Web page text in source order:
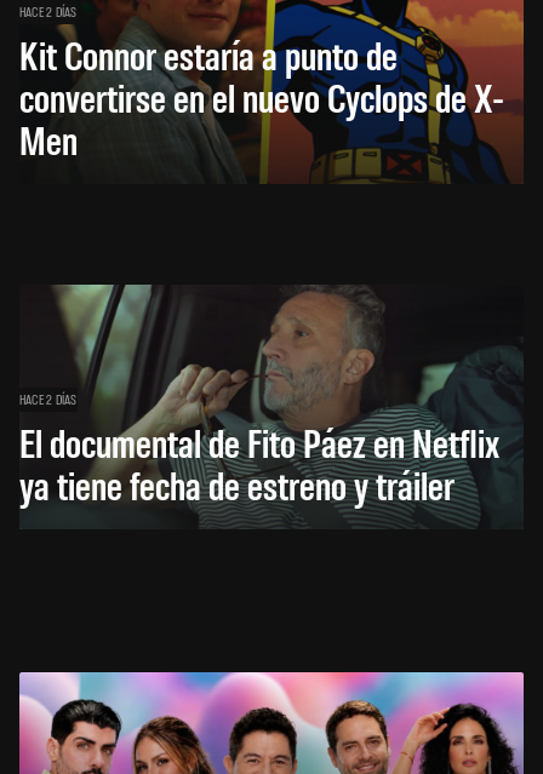
HACE 2 DÍAS
Kit Connor estaría a punto de
convertirse en el nuevo Cyclops de X-
Men
HACE 2 DÍAS
El documental de Fito Páez en Netflix
ya tiene fecha de estreno y tráiler